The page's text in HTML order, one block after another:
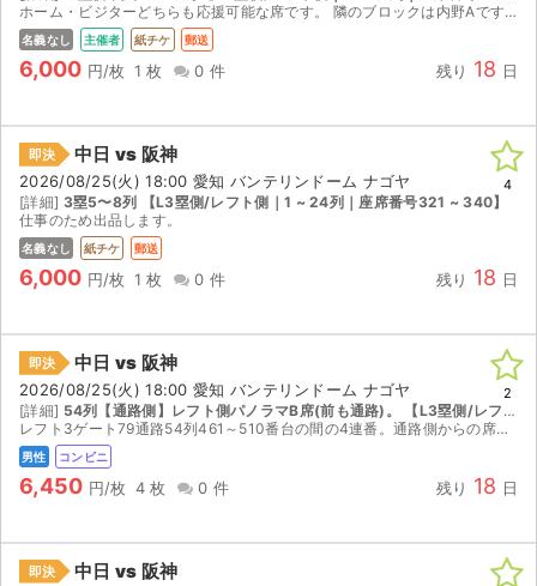
ホーム・ビジターどちらも応援可能な席です。 隣のブロックは内野Aです。 通路側ではありませんが、比較的出入りはしやすい方だと思います。 簡易書留またはレターパックプラスで発送します。
名義なし 主催者 紙チケ 郵送
6,000 円/枚 1 枚 0 件 残り 18 日
即決 中日 vs 阪神
2026/08/25(火) 18:00 愛知 バンテリンドーム ナゴヤ
[詳細] 3塁5〜8列 【L3塁側/レフト側｜1 ~ 24列｜座席番号321 ~ 340】
仕事のため出品します。
名義なし 紙チケ 郵送
6,000 円/枚 1 枚 0 件 残り 18 日
4
即決 中日 vs 阪神
2026/08/25(火) 18:00 愛知 バンテリンドーム ナゴヤ
[詳細] 54列【通路側】レフト側パノラマB席(前も通路)。 【L3塁側/レフト側｜54 ~ 61列｜座席番号481 ~ 500】
レフト3ゲート79通路54列461～510番台の間の4連番。通路側からの席になりますので、トイレや買い出し等非常に便利です。前も通路(角席)です。発券番号をお知らせしますので、お近くのローソン(...
男性 コンビニ
6,450 円/枚 4 枚 0 件 残り 18 日
2
即決 中日 vs 阪神